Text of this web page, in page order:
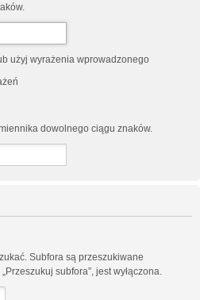
użyj wyrażenia wprowadzonego
dowolnego ciągu znaków.
Subfora są przeszukiwane
subfora”, jest wyłączona.